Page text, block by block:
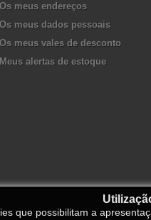
Os meus endereços
Os meus dados pessoais
Os meus vales de desconto
Meus alertas de estoque
que possibilitam a